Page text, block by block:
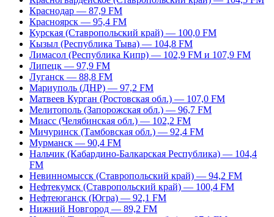
Краснодар — 87,9 FM
Красноярск — 95,4 FM
Курская (Ставропольский край) — 100,0 FM
Кызыл (Республика Тыва) — 104,8 FM
Лимасол (Республика Кипр) — 102,9 FM и 107,9 FM
Липецк — 97,9 FM
Луганск — 88,8 FM
Мариуполь (ДНР) — 97,2 FM
Матвеев Курган (Ростовская обл.) — 107,0 FM
Мелитополь (Запорожская обл.) — 96,7 FM
Миасс (Челябинская обл.) — 102,2 FM
Мичуринск (Тамбовская обл.) — 92,4 FM
Мурманск — 90,4 FM
Нальчик (Кабардино-Балкарская Республика) — 104,4
FM
Невинномысск (Ставропольский край) — 94,2 FM
Нефтекумск (Ставропольский край) — 100,4 FM
Нефтеюганск (Югра) — 92,1 FM
Нижний Новгород — 89,2 FM